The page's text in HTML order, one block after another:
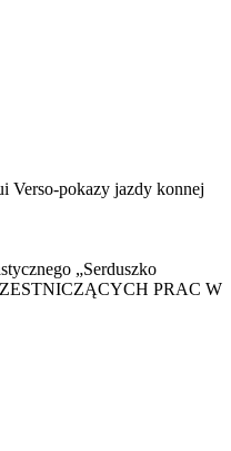
Verso-pokazy jazdy konnej
„Serduszko
PRAC W